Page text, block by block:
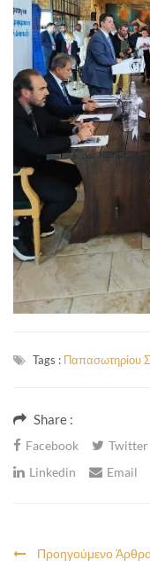
Tags : Παπασωτηρίου
Share :
Facebook Twitter
Linkedin
Email
Προηγούμενο